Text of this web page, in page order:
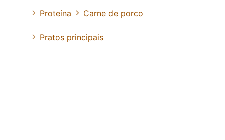
Proteína Carne de porco
Pratos principais